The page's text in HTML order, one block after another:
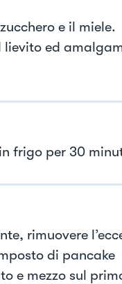
e il miele.
ed
frigo per 30
rimuovere
di pancake
e mezzo sul